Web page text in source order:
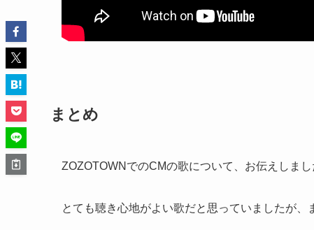
まとめ
ZOZOTOWNでのCMの歌について、お伝えしまし
とても聴き心地がよい歌だと思っていましたが、